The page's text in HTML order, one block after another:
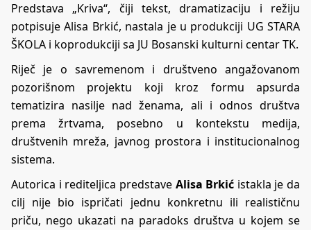
Predstava „Kriva“, čiji tekst, dramatizaciju i režiju
potpisuje Alisa Brkić, nastala je u produkciji UG STARA
ŠKOLA i koprodukciji sa JU Bosanski kulturni centar TK.
Riječ je o savremenom i društveno angažovanom
pozorišnom projektu koji kroz formu apsurda
tematizira nasilje nad ženama, ali i odnos društva
prema žrtvama, posebno u kontekstu medija,
društvenih mreža, javnog prostora i institucionalnog
sistema.
Autorica i rediteljica predstave Alisa Brkić istakla je da
cilj nije bio ispričati jednu konkretnu ili realističnu
priču, nego ukazati na paradoks društva u kojem se